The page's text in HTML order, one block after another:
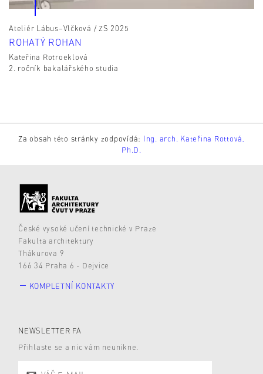
Ateliér Lábus–Vlčková / ZS 2025
ROHATÝ ROHAN
Kateřina Rotroeklová
2. ročník bakalářského studia
Za obsah této stránky zodpovídá: Ing. arch. Kateřina Rottová,
Ph.D.
České vysoké učení technické v Praze
Fakulta architektury
Thákurova 9
166 34 Praha 6 - Dejvice
KOMPLETNÍ KONTAKTY
NEWSLETTER FA
Přihlaste se a nic vám neunikne.